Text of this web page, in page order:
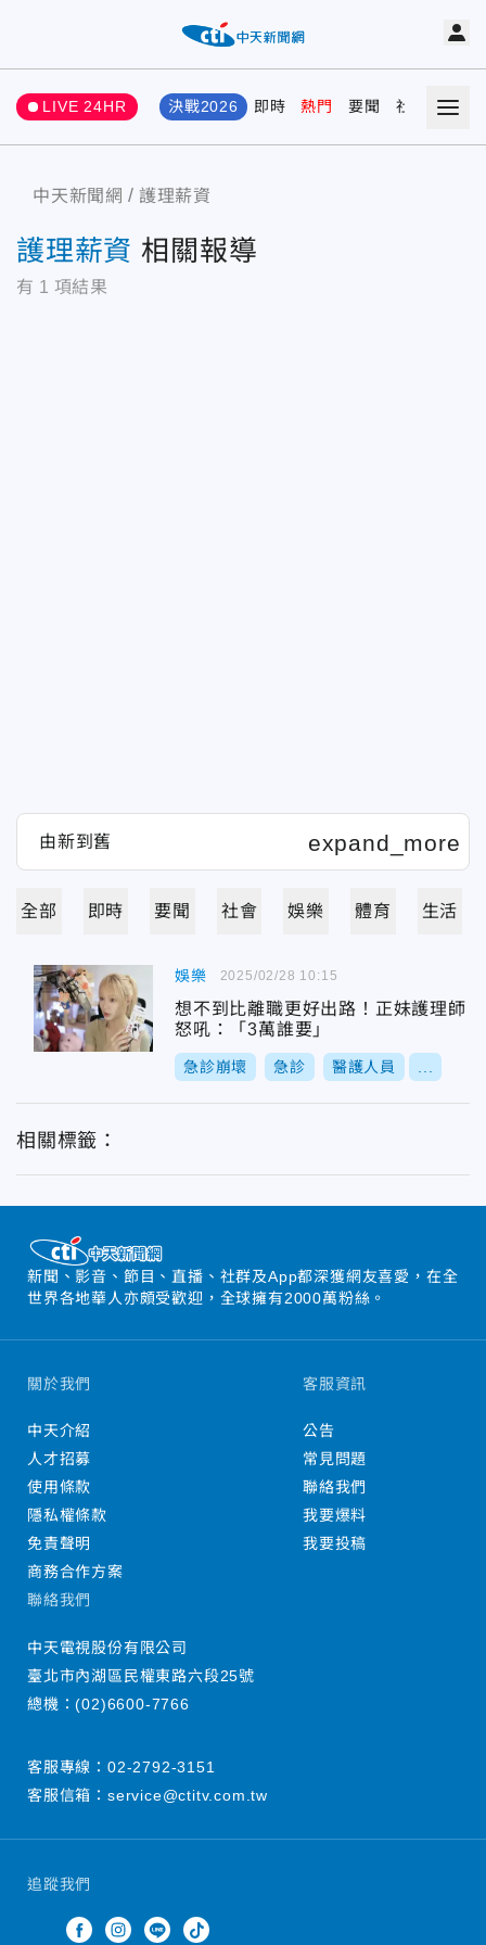
LIVE 24HR 決戰2026 即時 熱門 要聞 社會 娛樂
中天新聞網 護理薪資
護理薪資 相關報導
有 1 項結果
全部 即時 要聞 社會 娛樂 體育 生活
娛樂
想不到比離職更好出路！正妹護理師
怒吼：「3萬誰要」
急診崩壞 急診 醫護人員
2025/02/28 10:15
相關標籤：
新聞、影音、節目、直播、社群及App都深獲網友喜愛，在全
世界各地華人亦頗受歡迎，全球擁有2000萬粉絲。
追蹤我們
關於我們
中天介紹
人才招募
使用條款
隱私權條款
免責聲明
商務合作方案
客服資訊
公告
常見問題
聯絡我們
我要爆料
我要投稿
聯絡我們
中天電視股份有限公司
臺北市內湖區民權東路六段25號
總機：(02)6600-7766
客服專線： 02-2792-3151
客服信箱： service@ctitv.com.tw